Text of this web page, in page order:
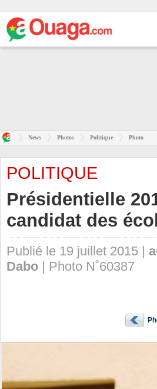
News Photos Politique Photo
POLITIQUE
Présidentielle
candidat des
Publié le 19 juillet 2015 |
Dabo | Photo N˚60387